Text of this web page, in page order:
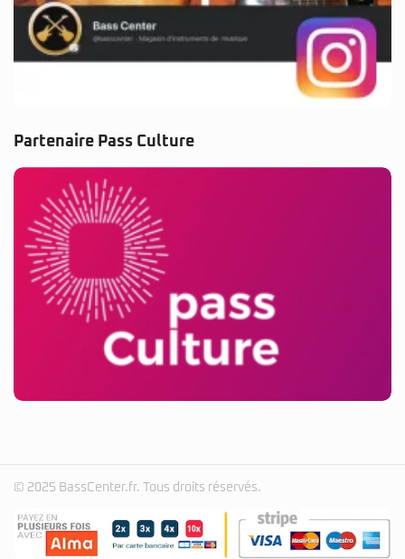
Partenaire Pass Culture
© 2025 BassCenter.fr. Tous droits réservés.